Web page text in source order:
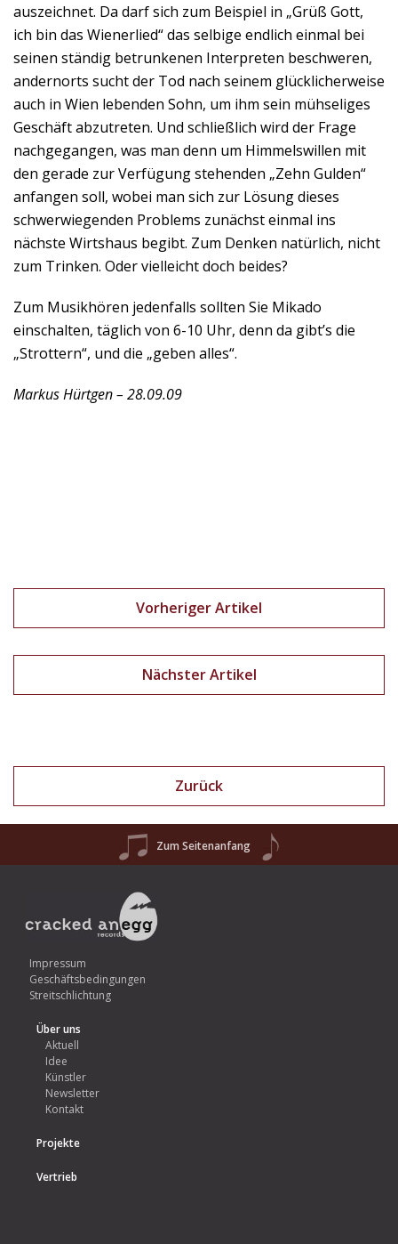
auszeichnet. Da darf sich zum Beispiel in „Grüß Gott,
ich bin das Wienerlied“ das selbige endlich einmal bei
seinen ständig betrunkenen Interpreten beschweren,
andernorts sucht der Tod nach seinem glücklicherweise
auch in Wien lebenden Sohn, um ihm sein mühseliges
Geschäft abzutreten. Und schließlich wird der Frage
nachgegangen, was man denn um Himmelswillen mit
den gerade zur Verfügung stehenden „Zehn Gulden“
anfangen soll, wobei man sich zur Lösung dieses
schwerwiegenden Problems zunächst einmal ins
nächste Wirtshaus begibt. Zum Denken natürlich, nicht
zum Trinken. Oder vielleicht doch beides?
Zum Musikhören jedenfalls sollten Sie Mikado
einschalten, täglich von 6-10 Uhr, denn da gibt’s die
„Strottern“, und die „geben alles“.
Markus Hürtgen – 28.09.09
Vorheriger Artikel
Nächster Artikel
Zurück
Zum Seitenanfang
Impressum
Geschäftsbedingungen
Streitschlichtung
Über uns
Aktuell
Idee
Künstler
Newsletter
Kontakt
Projekte
Vertrieb